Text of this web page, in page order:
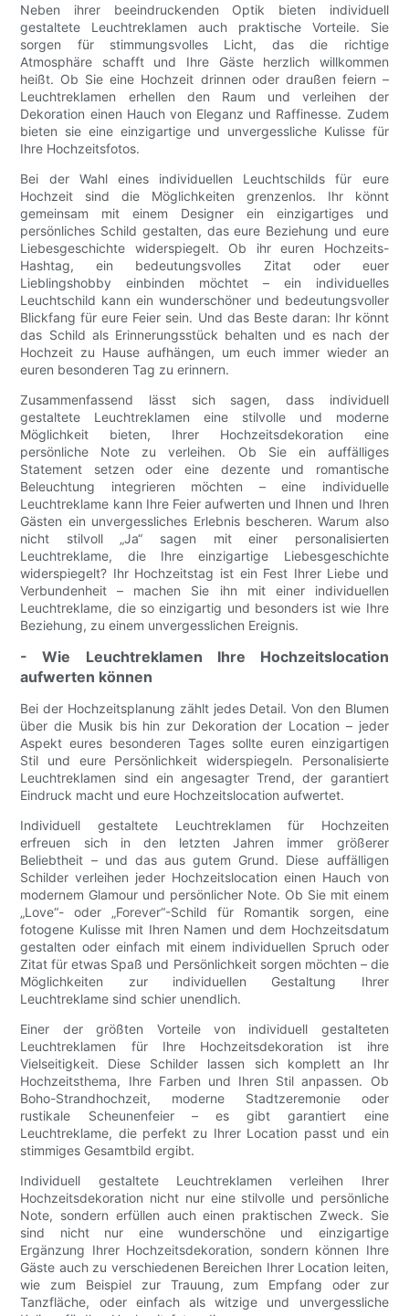
Neben ihrer beeindruckenden Optik bieten individuell
gestaltete Leuchtreklamen auch praktische Vorteile. Sie
sorgen für stimmungsvolles Licht, das die richtige
Atmosphäre schafft und Ihre Gäste herzlich willkommen
heißt. Ob Sie eine Hochzeit drinnen oder draußen feiern –
Leuchtreklamen erhellen den Raum und verleihen der
Dekoration einen Hauch von Eleganz und Raffinesse. Zudem
bieten sie eine einzigartige und unvergessliche Kulisse für
Ihre Hochzeitsfotos.
Bei der Wahl eines individuellen Leuchtschilds für eure
Hochzeit sind die Möglichkeiten grenzenlos. Ihr könnt
gemeinsam mit einem Designer ein einzigartiges und
persönliches Schild gestalten, das eure Beziehung und eure
Liebesgeschichte widerspiegelt. Ob ihr euren Hochzeits-
Hashtag, ein bedeutungsvolles Zitat oder euer
Lieblingshobby einbinden möchtet – ein individuelles
Leuchtschild kann ein wunderschöner und bedeutungsvoller
Blickfang für eure Feier sein. Und das Beste daran: Ihr könnt
das Schild als Erinnerungsstück behalten und es nach der
Hochzeit zu Hause aufhängen, um euch immer wieder an
euren besonderen Tag zu erinnern.
Zusammenfassend lässt sich sagen, dass individuell
gestaltete Leuchtreklamen eine stilvolle und moderne
Möglichkeit bieten, Ihrer Hochzeitsdekoration eine
persönliche Note zu verleihen. Ob Sie ein auffälliges
Statement setzen oder eine dezente und romantische
Beleuchtung integrieren möchten – eine individuelle
Leuchtreklame kann Ihre Feier aufwerten und Ihnen und Ihren
Gästen ein unvergessliches Erlebnis bescheren. Warum also
nicht stilvoll „Ja“ sagen mit einer personalisierten
Leuchtreklame, die Ihre einzigartige Liebesgeschichte
widerspiegelt? Ihr Hochzeitstag ist ein Fest Ihrer Liebe und
Verbundenheit – machen Sie ihn mit einer individuellen
Leuchtreklame, die so einzigartig und besonders ist wie Ihre
Beziehung, zu einem unvergesslichen Ereignis.
- Wie Leuchtreklamen Ihre Hochzeitslocation
aufwerten können
Bei der Hochzeitsplanung zählt jedes Detail. Von den Blumen
über die Musik bis hin zur Dekoration der Location – jeder
Aspekt eures besonderen Tages sollte euren einzigartigen
Stil und eure Persönlichkeit widerspiegeln. Personalisierte
Leuchtreklamen sind ein angesagter Trend, der garantiert
Eindruck macht und eure Hochzeitslocation aufwertet.
Individuell gestaltete Leuchtreklamen für Hochzeiten
erfreuen sich in den letzten Jahren immer größerer
Beliebtheit – und das aus gutem Grund. Diese auffälligen
Schilder verleihen jeder Hochzeitslocation einen Hauch von
modernem Glamour und persönlicher Note. Ob Sie mit einem
„Love“- oder „Forever“-Schild für Romantik sorgen, eine
fotogene Kulisse mit Ihren Namen und dem Hochzeitsdatum
gestalten oder einfach mit einem individuellen Spruch oder
Zitat für etwas Spaß und Persönlichkeit sorgen möchten – die
Möglichkeiten zur individuellen Gestaltung Ihrer
Leuchtreklame sind schier unendlich.
Einer der größten Vorteile von individuell gestalteten
Leuchtreklamen für Ihre Hochzeitsdekoration ist ihre
Vielseitigkeit. Diese Schilder lassen sich komplett an Ihr
Hochzeitsthema, Ihre Farben und Ihren Stil anpassen. Ob
Boho-Strandhochzeit, moderne Stadtzeremonie oder
rustikale Scheunenfeier – es gibt garantiert eine
Leuchtreklame, die perfekt zu Ihrer Location passt und ein
stimmiges Gesamtbild ergibt.
Individuell gestaltete Leuchtreklamen verleihen Ihrer
Hochzeitsdekoration nicht nur eine stilvolle und persönliche
Note, sondern erfüllen auch einen praktischen Zweck. Sie
sind nicht nur eine wunderschöne und einzigartige
Ergänzung Ihrer Hochzeitsdekoration, sondern können Ihre
Gäste auch zu verschiedenen Bereichen Ihrer Location leiten,
wie zum Beispiel zur Trauung, zum Empfang oder zur
Tanzfläche, oder einfach als witzige und unvergessliche